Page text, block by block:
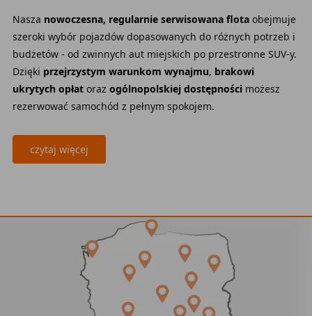
Nasza nowoczesna, regularnie serwisowana flotaobejmuje
szeroki wybór pojazdów dopasowanych do różnych potrzeb i
budżetów - od zwinnych aut miejskich po przestronne SUV-y.
Dzięki przejrzystym warunkom wynajmu, brakowi
ukrytych opłatoraz ogólnopolskiej dostępnościmożesz
rezerwować samochód z pełnym spokojem.
czytaj więcej